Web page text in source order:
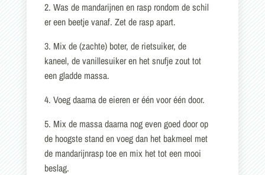
2. Was de mandarijnen en rasp rondom de schil
er een beetje vanaf. Zet de rasp apart.
3. Mix de (zachte) boter, de rietsuiker, de
kaneel, de vanillesuiker en het snufje zout tot
een gladde massa.
4. Voeg daarna de eieren er één voor één door.
5. Mix de massa daarna nog even goed door op
de hoogste stand en voeg dan het bakmeel met
de mandarijnrasp toe en mix het tot een mooi
beslag.